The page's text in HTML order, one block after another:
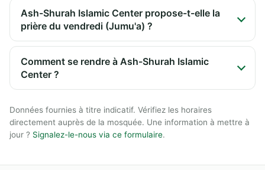
Ash-Shurah Islamic Center propose-t-elle la
prière du vendredi (Jumu'a) ?
Comment se rendre à Ash-Shurah Islamic
Center ?
Données fournies à titre indicatif. Vérifiez les horaires
directement auprès de la mosquée. Une information à mettre à
jour ? Signalez-le-nous via ce formulaire.